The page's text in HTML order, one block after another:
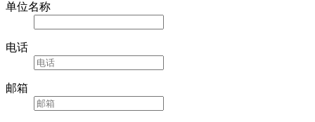
单位名称
电话
邮箱